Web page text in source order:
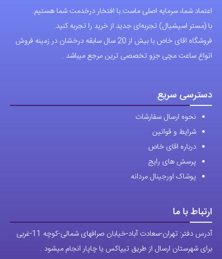
دسترسی سریع
نحوه ارسال سفارشات
شرایط و قوانین
پوشاک اورجینال مردانه
ارتباط با ما
آدرس دفتر: تهران-سعادت آباد-خیابان صرافهای شمالی-کوچه 11-غربی
برای شهرستان ارسال از طریق تیپاکس یا چاپار انجام میشود .
راه های ارتباطی
شماره تماس مستقیم :09129236225
شماره تماس ثابت:26746972
-021
تلگرام